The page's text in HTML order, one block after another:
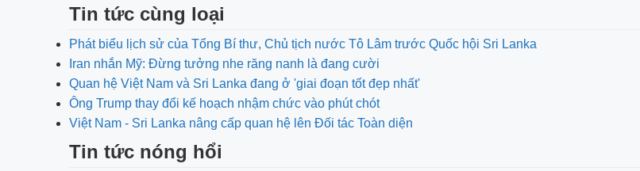
Tin tức cùng loại
Phát biểu lịch sử của Tổng Bí thư, Chủ tịch nước Tô Lâm trước Quốc hội Sri Lanka
Iran nhắn Mỹ: Đừng tưởng nhe răng nanh là đang cười
Quan hệ Việt Nam và Sri Lanka đang ở 'giai đoạn tốt đẹp nhất'
Ông Trump thay đổi kế hoạch nhậm chức vào phút chót
Việt Nam - Sri Lanka nâng cấp quan hệ lên Đối tác Toàn diện
Tin tức nóng hổi